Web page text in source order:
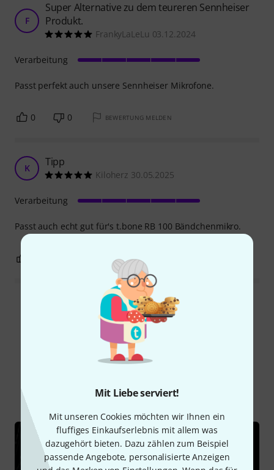
Mit Liebe serviert!
Mit unseren Cookies möchten wir Ihnen ein
fluffiges Einkaufserlebnis mit allem was
dazugehört bieten. Dazu zählen zum Beispiel
passende Angebote, personalisierte Anzeigen
F
Super Alternative zu dem teureren Sennheiser
Produkt.
FrankyLaLeLu 03.12.2024
Passt perfekt auch unsere Sennheiser Mikrofone.
Verarbeitung
0 0 BEWERTUNG MELDEN
K Tipp
Kiloherz 30.05.2025
Passt auch echt gut für's t.bone RB 100 Bändchenmikro.
Verarbeitung
BEWERTUNG MELDEN
Alle Bewertungen lesen
Schon gewusst?
Ratgeber Downloads